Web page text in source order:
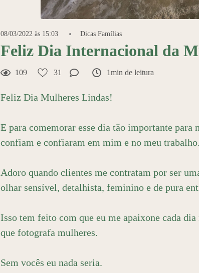
08/03/2022 às 15:03 Dicas Famílias
Feliz Dia Internacional da
109 31 1min de leitura
Feliz Dia Mulheres Lindas!
E para comemorar esse dia tão importante para
confiam e confiaram em mim e no meu trabalho.
Adoro quando clientes me contratam por ser
olhar sensível, detalhista, feminino e de pura
Isso tem feito com que eu me apaixone cada
que fotografa mulheres.
Sem vocês eu nada seria.